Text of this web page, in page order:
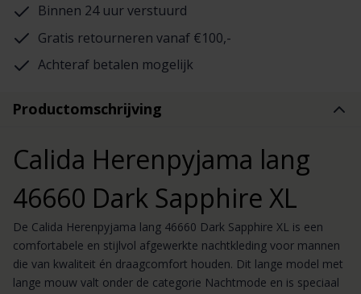
Binnen 24 uur verstuurd
Gratis retourneren vanaf €100,-
Achteraf betalen mogelijk
Productomschrijving
Calida Herenpyjama lang
46660 Dark Sapphire XL
De Calida Herenpyjama lang 46660 Dark Sapphire XL is een
comfortabele en stijlvol afgewerkte nachtkleding voor mannen
die van kwaliteit én draagcomfort houden. Dit lange model met
lange mouw valt onder de categorie Nachtmode en is speciaal